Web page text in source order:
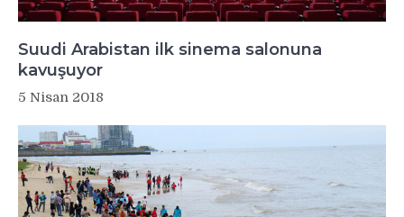
Suudi Arabistan ilk sinema salonuna
kavuşuyor
5 Nisan 2018